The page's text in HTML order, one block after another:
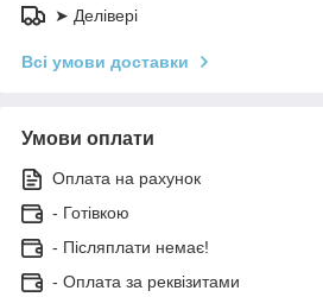
➤ Делівері
Всі умови доставки
Умови оплати
Оплата на рахунок
- Готівкою
- Післяплати немає!
- Оплата за реквізитами